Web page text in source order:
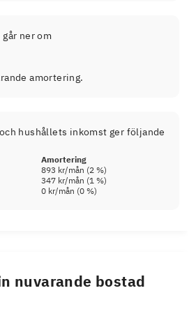
ner om
amortering.
hushållets inkomst ger följande
Amortering
893 kr/mån (2 %)
347 kr/mån (1 %)
0 kr/mån (0 %)
nuvarande bostad